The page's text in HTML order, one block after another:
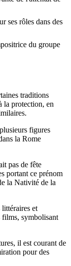
ses rôles dans des
du groupe
traditions
la protection, en
figures
la Rome
pas de fête
portant ce prénom
la Nativité de la
et
films, symbolisant
il est courant de
pour des